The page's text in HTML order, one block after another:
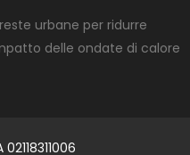
urbane per ridurre
delle ondate di calore